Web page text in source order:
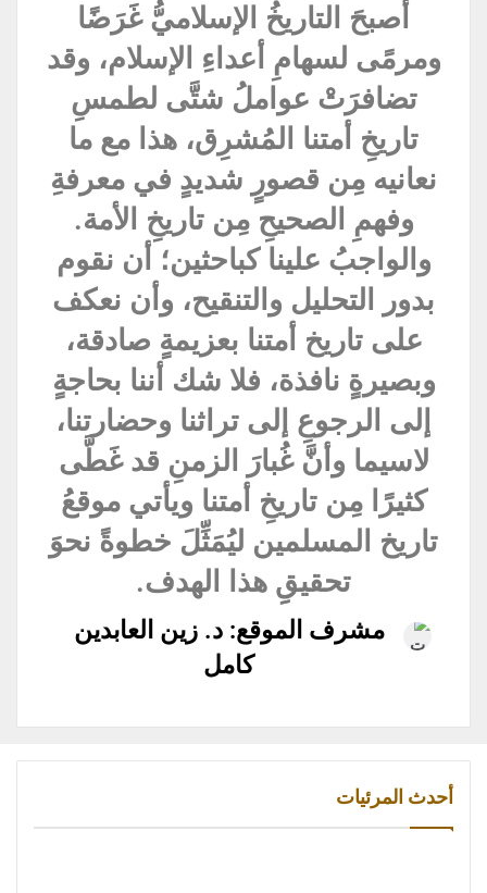
أصبحَ التاريخُ الإسلاميُّ غَرَضًا
ومرمًى لسهامِ أعداءِ الإسلام، وقد
تضافرَتْ عواملُ شتَّى لطمسِ
تاريخِ أمتنا المُشرِق، هذا مع ما
نعانيه مِن قصورٍ شديدٍ في معرفةِ
وفهمِ الصحيحِ مِن تاريخِ الأمة.
والواجبُ علينا كباحثين؛ أن نقوم
بدور التحليل والتنقيح، وأن نعكف
على تاريخ أمتنا بعزيمةٍ صادقة،
وبصيرةٍ نافذة، فلا شك أننا بحاجةٍ
إلى الرجوعِ إلى تراثنا وحضارتنا،
لاسيما وأنَّ غُبارَ الزمنِ قد غَطَّى
كثيرًا مِن تاريخِ أمتنا ويأتي موقعُ
تاريخ المسلمين ليُمَثِّلَ خطوةً نحوَ
تحقيقِِ هذا الهدف.
مشرف الموقع: د. زين العابدين
كامل
أحدث المرئيات